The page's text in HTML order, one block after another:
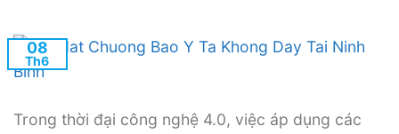
08
Th6
Trong thời đại công nghệ 4.0, việc áp dụng các